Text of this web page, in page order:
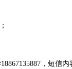
，短信